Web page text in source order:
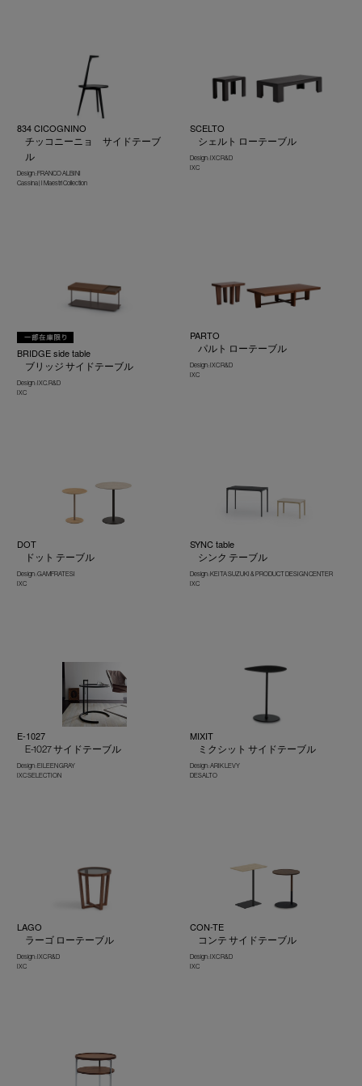
834 CICOGNINO
チッコニーニョ サイドテーブ
ル
Design : FRANCO ALBINI
Cassina | I Maestri Collection
SCELTO
シェルト ローテーブル
Design : IXC R&D
IXC
BRIDGE side table
ブリッジ サイドテーブル
Design : IXC. R&D
IXC
PARTO
パルト ローテーブル
Design : IXC R&D
IXC
DOT
ドット テーブル
Design : GAMFRATESI
IXC
SYNC table
シンク テーブル
Design : KEITA SUZUKI & PRODUCT DESIGN CENTER
IXC
E-1027
E-1027 サイドテーブル
Design : EILEEN GRAY
IXC SELECTION
MIXIT
ミクシット サイドテーブル
Design : ARIK LEVY
DESALTO
LAGO
ラーゴ ローテーブル
Design : IXC R&D
IXC
CON-TE
コンテ サイドテーブル
Design : IXC R&D
IXC